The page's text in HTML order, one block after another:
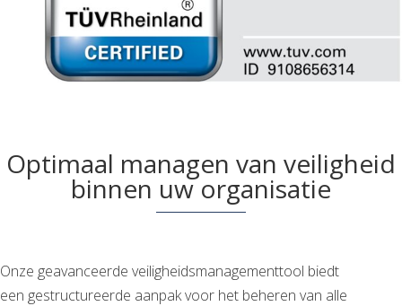
Optimaal managen van veiligheid
binnen uw organisatie
Onze geavanceerde veiligheidsmanagementtool biedt
een gestructureerde aanpak voor het beheren van alle